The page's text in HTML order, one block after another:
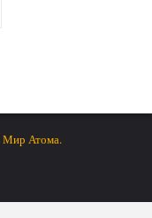
Мир Атома.